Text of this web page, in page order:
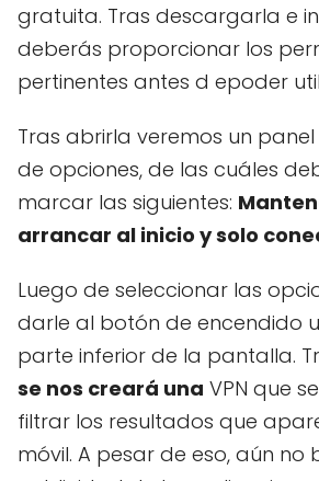
gratuita. Tras descargarla e
deberás proporcionar los
pertinentes antes d epoder
Tras abrirla veremos un
de opciones, de las cuáles
marcar las siguientes:
arrancar al inicio y solo
Luego de seleccionar las
darle al botón de encendido
parte inferior de la pantalla.
se nos creará una VPN que
filtrar los resultados que
móvil. A pesar de eso, aún no